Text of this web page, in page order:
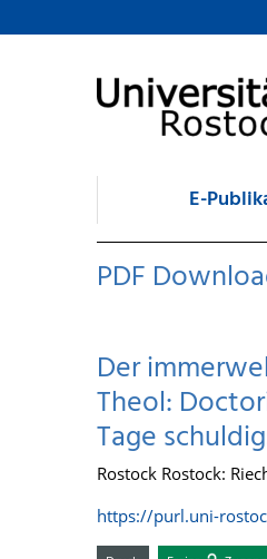
zum Inhalt
E-
PDF
Der
Theol:
Tage
Rostock Rostock:
https://purl.uni-